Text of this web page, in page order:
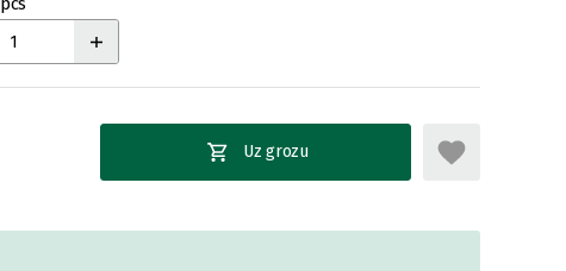
Uz grozu